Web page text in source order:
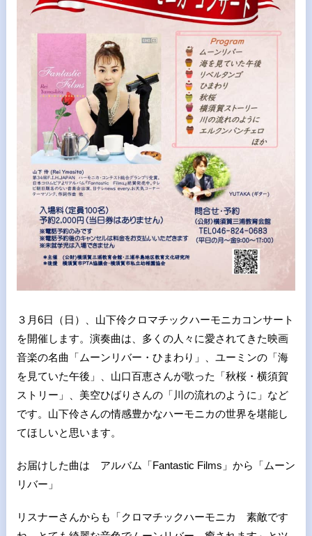
３月6日（日）、山下伶クロマチックハーモニカコンサート
を開催します。演奏曲は、多くの人々に愛されてきた映画
音楽の名曲「ムーンリバー・ひまわり」、ユーミンの「海
を見ていた午後」、山口百恵さんが歌った「秋桜・横須賀
ストリー」、美空ひばりさんの「川の流れのように」など
です。山下伶さんの情感豊かなハーモニカの世界を堪能し
てほしいと思います。
お届けした曲は アルバム「Fantastic Films」から「ムーン
リバー」
リスナーさんからも「クロマチックハーモニカ 素敵です